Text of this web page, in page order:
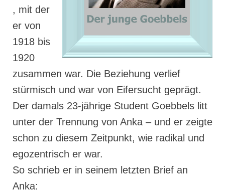
, mit der
er von
1918 bis
1920
zusammen war. Die Beziehung verlief
stürmisch und war von Eifersucht geprägt.
Der damals 23-jährige Student Goebbels litt
unter der Trennung von Anka – und er zeigte
schon zu diesem Zeitpunkt, wie radikal und
egozentrisch er war.
So schrieb er in seinem letzten Brief an
Anka: